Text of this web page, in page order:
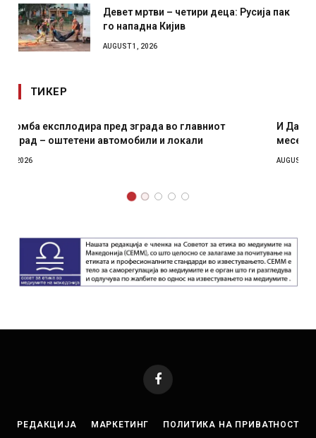
Девет мртви – четири деца: Русија пак
го нападна Кијив
AUGUST 1, 2026
ТИКЕР
И Данска се милитарилизира – воведува нова 11-
месечна воена
AUGUST 4, 2026
Facebook
РЕДАКЦИЈА МАРКЕТИНГ ПОЛИТИКА НА ПРИВАТНОСТ